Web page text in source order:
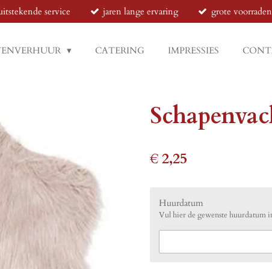
service jaren lange ervaring grote voorraden
CATERING IMPRESSIES
€ 2,25
Huurdatum
Vul hier de gewenste huurdatum